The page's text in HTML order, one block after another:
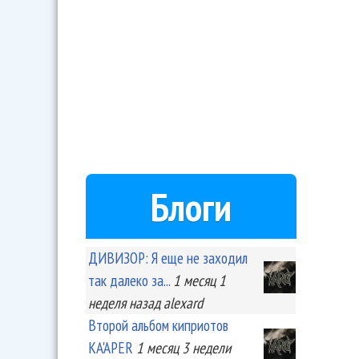
Блоги
ДИВИЗОР: Я еще не заходил
так далеко за... 1 месяц 1
неделяназад alexard
Второй альбом киприотов
KA'APER 1 месяц 3 недели